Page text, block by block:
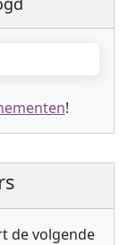
!
de volgende